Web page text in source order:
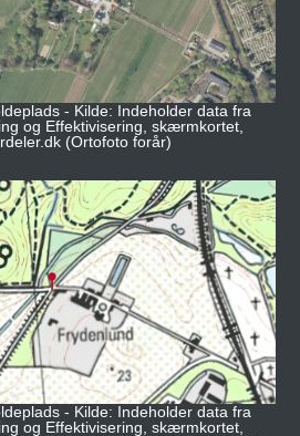
- Kilde: Indeholder data fra
og Effektivisering, skærmkortet,
(Ortofoto forår)
- Kilde: Indeholder data fra
og Effektivisering, skærmkortet,